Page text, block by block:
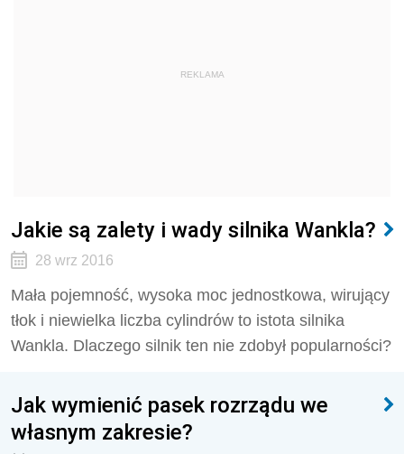
REKLAMA
Jakie są zalety i wady silnika Wankla?
28 wrz 2016
Mała pojemność, wysoka moc jednostkowa, wirujący
tłok i niewielka liczba cylindrów to istota silnika
Wankla. Dlaczego silnik ten nie zdobył popularności?
Jak wymienić pasek rozrządu we
własnym zakresie?